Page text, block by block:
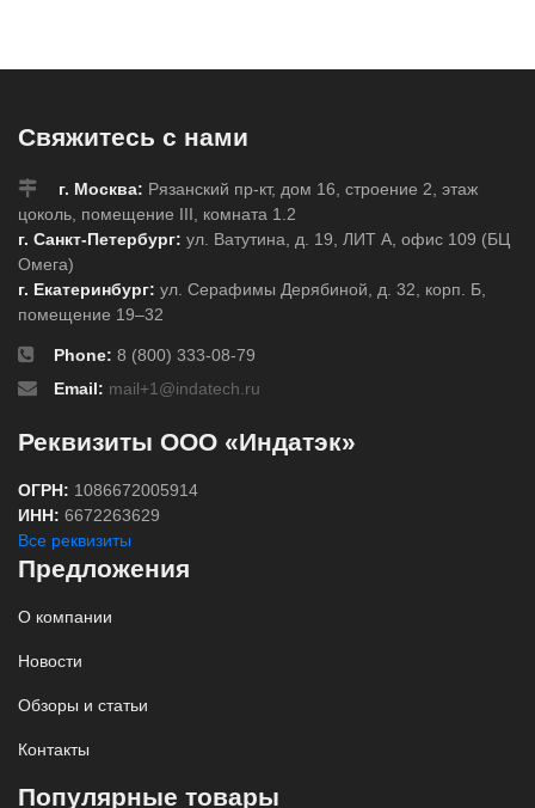
7541
Свяжитесь с нами
г. Москва: Рязанский пр-кт, дом 16, строение 2, этаж
цоколь, помещение III, комната 1.2
г. Санкт-Петербург: ул. Ватутина, д. 19, ЛИТ А, офис 109 (БЦ
Омега)
г. Екатеринбург: ул. Серафимы Дерябиной, д. 32, корп. Б,
помещение 19–32
Phone: 8 (800) 333-08-79
Email: mail+1@indatech.ru
Реквизиты ООО «Индатэк»
ОГРН: 1086672005914
ИНН: 6672263629
Все реквизиты
Предложения
О компании
Новости
Обзоры и статьи
Контакты
Популярные товары